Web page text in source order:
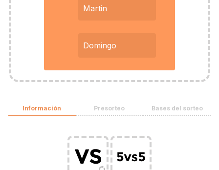
Martin
Domingo
Información Presorteo Bases del sorteo